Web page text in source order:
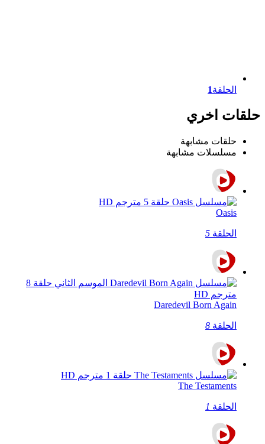
الحلقة1
حلقات اخري
حلقات مشابهة
مسلسلات مشابهة
Oasis
الحلقة 5
Daredevil Born Again
الحلقة 8
The Testaments
الحلقة 1